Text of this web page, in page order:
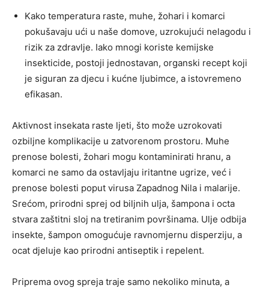
Kako temperatura raste, muhe, žohari i komarci
pokušavaju ući u naše domove, uzrokujući nelagodu i
rizik za zdravlje. Iako mnogi koriste kemijske
insekticide, postoji jednostavan, organski recept koji
je siguran za djecu i kućne ljubimce, a istovremeno
efikasan.
Aktivnost insekata raste ljeti, što može uzrokovati
ozbiljne komplikacije u zatvorenom prostoru. Muhe
prenose bolesti, žohari mogu kontaminirati hranu, a
komarci ne samo da ostavljaju iritantne ugrize, već i
prenose bolesti poput virusa Zapadnog Nila i malarije.
Srećom, prirodni sprej od biljnih ulja, šampona i octa
stvara zaštitni sloj na tretiranim površinama. Ulje odbija
insekte, šampon omogućuje ravnomjernu disperziju, a
ocat djeluje kao prirodni antiseptik i repelent.
Priprema ovog spreja traje samo nekoliko minuta, a